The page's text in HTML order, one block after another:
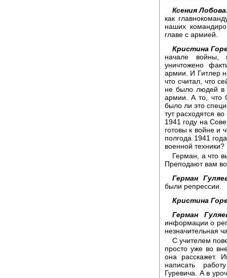
Ксения
как
наших
главе с армией.
Кристина
начале войны,
уничтожено
армии. И Гитлер
что считал, что
не было людей в
армии. А то, что
было ли это
тут расходятся
1941 году на
готовы к войне и
полгода 1941
военной техники?
Герман, а что
Преподают вам
Герман
были репрессии.
Кристина
Герман
информации о
незначительная
С учителем
просто уже во
она расскажет.
написать
Гуревича. А в